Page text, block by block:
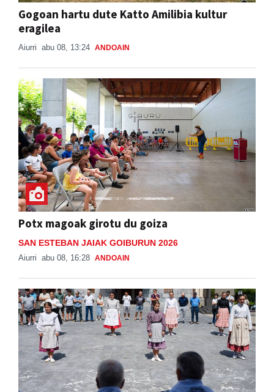
Gogoan hartu dute Katto Amilibia kultur
eragilea
Aiurri abu 08, 13:24 ANDOAIN
Potx magoak girotu du goiza
SAN ESTEBAN JAIAK GOIBURUN 2026
Aiurri abu 08, 16:28 ANDOAIN